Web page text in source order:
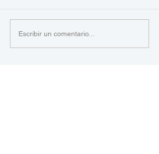
Escribir un comentario...